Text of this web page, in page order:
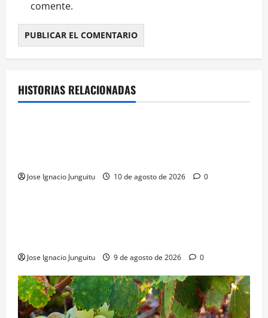
comente.
HISTORIAS RELACIONADAS
¿HABLAMOS DE VINO? NOTICIAS
Jose Ignacio Junguitu 10 de agosto de 2026 0
¿HABLAMOS DE VINO? NOTICIAS VINO
Jose Ignacio Junguitu 9 de agosto de 2026 0